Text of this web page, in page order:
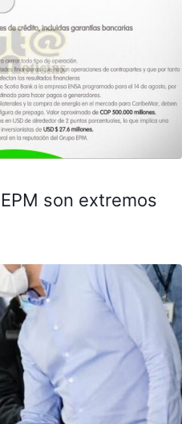
son extremos